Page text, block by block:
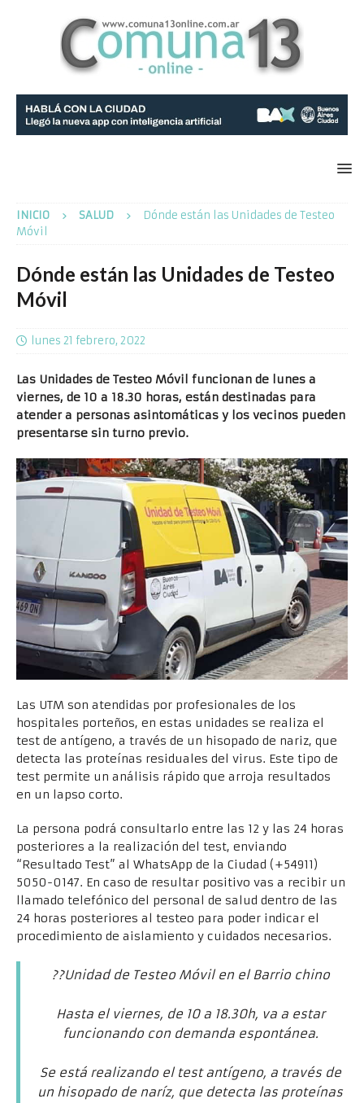
INICIO SALUD
Dónde están las Unidades de Testeo
Móvil
Dónde están las Unidades de Testeo
Móvil
lunes 21 febrero, 2022
Las Unidades de Testeo Móvil funcionan de lunes a
viernes, de 10 a 18.30 horas, están destinadas para
atender a personas asintomáticas y los vecinos pueden
presentarse sin turno previo.
Las UTM son atendidas por profesionales de los
hospitales porteños, en estas unidades se realiza el
test de antígeno, a través de un hisopado de nariz, que
detecta las proteínas residuales del virus. Este tipo de
test permite un análisis rápido que arroja resultados
en un lapso corto.
La persona podrá consultarlo entre las 12 y las 24 horas
posteriores a la realización del test, enviando
“Resultado Test” al WhatsApp de la Ciudad (+54911)
5050-0147. En caso de resultar positivo vas a recibir un
llamado telefónico del personal de salud dentro de las
24 horas posteriores al testeo para poder indicar el
procedimiento de aislamiento y cuidados necesarios.
??Unidad de Testeo Móvil en el Barrio chino
Hasta el viernes, de 10 a 18.30h, va a estar
funcionando con demanda espontánea.
Se está realizando el test antígeno, a través de
un hisopado de naríz, que detecta las proteínas